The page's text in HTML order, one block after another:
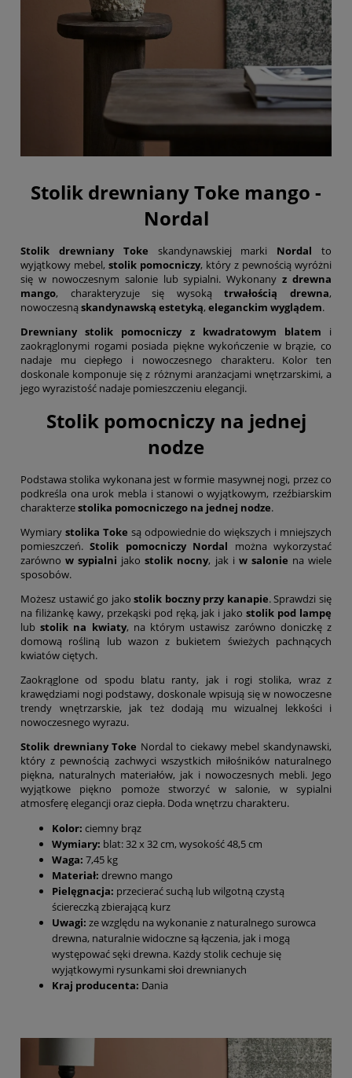
Stolik drewniany Toke mango -
Nordal
Stolik drewniany Toke skandynawskiej marki Nordal to
wyjątkowy mebel, stolik pomocniczy, który z pewnością wyróżni
się w nowoczesnym salonie lub sypialni. Wykonanyz drewna
mango, charakteryzuje się wysokątrwałością drewna,
nowoczesną skandynawską estetyką, eleganckim wyglądem.
Drewniany stolik pomocniczy z kwadratowym blatem i
zaokrąglonymi rogami posiada piękne wykończenie w brązie, co
nadaje mu ciepłego i nowoczesnego charakteru. Kolor ten
doskonale komponuje się z różnymi aranżacjami wnętrzarskimi, a
jego wyrazistość nadaje pomieszczeniu elegancji.
Stolik pomocniczy na jednej
nodze
Podstawa stolika wykonana jest w formie masywnej nogi, przez co
podkreśla ona urok mebla i stanowi o wyjątkowym, rzeźbiarskim
charakterzestolika pomocniczego na jednej nodze.
Wymiary stolika Toke są odpowiednie do większych i mniejszych
pomieszczeń.Stolik pomocniczy Nordal można wykorzystać
zarównow sypialni jakostolik nocny, jak i w salonie na wiele
sposobów.
Możesz ustawić go jakostolik boczny przy kanapie. Sprawdzi się
na filiżankę kawy, przekąski pod ręką, jak i jakostolik pod lampę
lubstolik na kwiaty, na którym ustawisz zarówno doniczkę z
domową rośliną lub wazon z bukietem świeżych pachnących
kwiatów ciętych.
Zaokrąglone od spodu blatu ranty, jak i rogi stolika, wraz z
krawędziami nogi podstawy, doskonale wpisują się w nowoczesne
trendy wnętrzarskie, jak też dodają mu wizualnej lekkości i
nowoczesnego wyrazu.
Stolik drewniany Toke Nordal to ciekawy mebel skandynawski,
który z pewnością zachwyci wszystkich miłośników naturalnego
piękna, naturalnych materiałów, jak i nowoczesnych mebli. Jego
wyjątkowe piękno pomoże stworzyć w salonie, w sypialni
atmosferę elegancji oraz ciepła. Doda wnętrzu charakteru.
Kolor: ciemny brąz
Wymiary: blat: 32 x 32 cm, wysokość 48,5 cm
Waga: 7,45 kg
Materiał: drewno mango
Pielęgnacja: przecierać suchą lub wilgotną czystą
ściereczką zbierającą kurz
Uwagi: ze względu na wykonanie z naturalnego surowca
drewna, naturalnie widoczne są łączenia, jak i mogą
występować sęki drewna. Każdy stolik cechuje się
wyjątkowymi rysunkami słoi drewnianych
Kraj producenta: Dania